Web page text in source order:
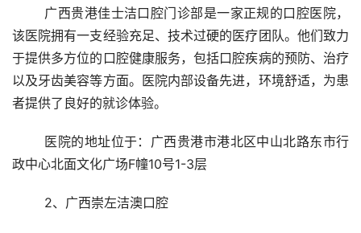
该医院拥有一支经验充足、技术过硬的医疗团队。他们致力
于提供多方位的口腔健康服务，包括口腔疾病的预防、治疗
以及牙齿美容等方面。医院内部设备先进，环境舒适，为患
者提供了良好的就诊体验。
政中心北面文化广场F幢10号1-3层
	2、广西崇左洁澳口腔